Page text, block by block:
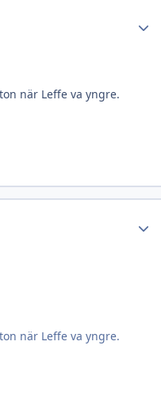
när Leffe va yngre.
när Leffe va yngre.